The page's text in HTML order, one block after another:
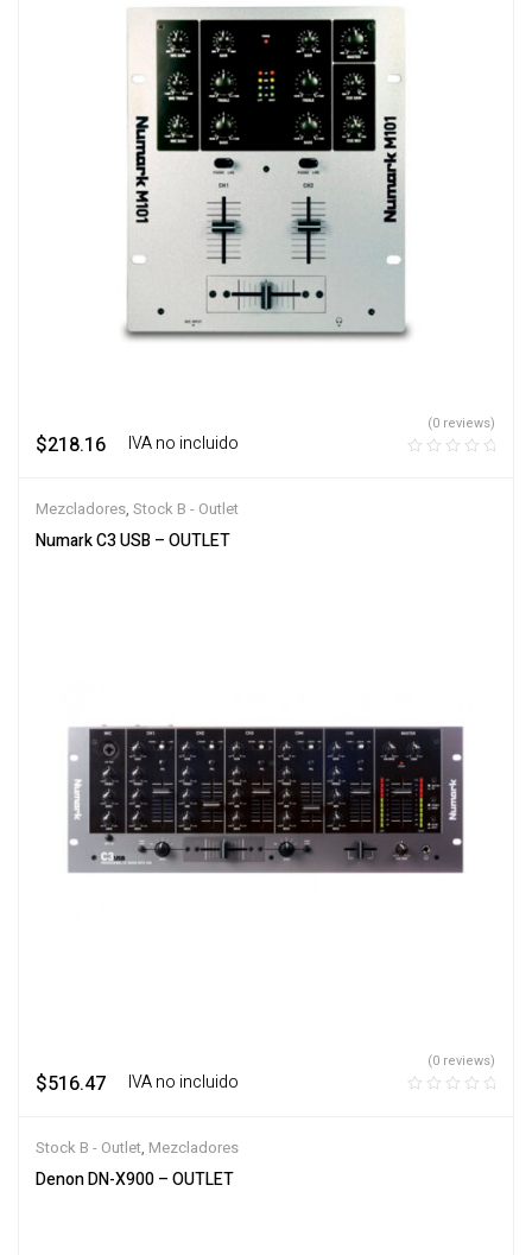
$218.16 ‎ ‎ ‎ IVA no incluido
(0 reviews)
Mezcladores, Stock B - Outlet
Numark C3 USB – OUTLET
$516.47 ‎ ‎ ‎ IVA no incluido
(0 reviews)
Stock B - Outlet, Mezcladores
Denon DN-X900 – OUTLET